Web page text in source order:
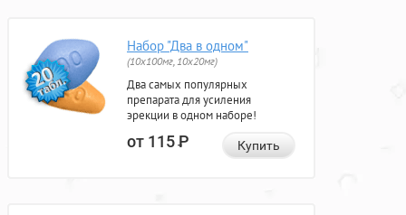
Набор "Два в одном"
(10x100мг, 10x20мг)
Два самых популярных
препарата для усиления
эрекции в одном наборе!
от 115Р Купить